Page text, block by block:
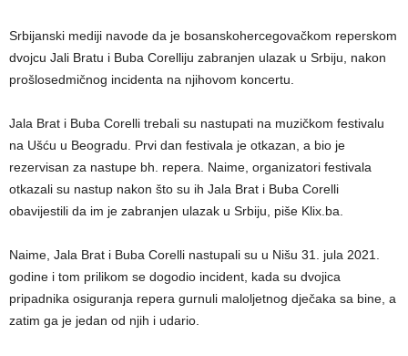
Srbijanski mediji navode da je bosanskohercegovačkom reperskom
dvojcu Jali Bratu i Buba Corelliju zabranjen ulazak u Srbiju, nakon
prošlosedmičnog incidenta na njihovom koncertu.
Jala Brat i Buba Corelli trebali su nastupati na muzičkom festivalu
na Ušću u Beogradu. Prvi dan festivala je otkazan, a bio je
rezervisan za nastupe bh. repera. Naime, organizatori festivala
otkazali su nastup nakon što su ih Jala Brat i Buba Corelli
obavijestili da im je zabranjen ulazak u Srbiju, piše Klix.ba.
Naime, Jala Brat i Buba Corelli nastupali su u Nišu 31. jula 2021.
godine i tom prilikom se dogodio incident, kada su dvojica
pripadnika osiguranja repera gurnuli maloljetnog dječaka sa bine, a
zatim ga je jedan od njih i udario.